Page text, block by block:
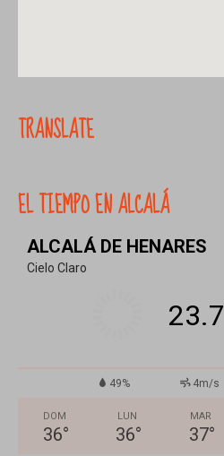
TRANSLATE
EL TIEMPO EN ALCALÁ
ALCALÁ DE HENARES
Cielo Claro
23.7
49% 4m/s
DOM
36°
LUN
36°
MAR
37°